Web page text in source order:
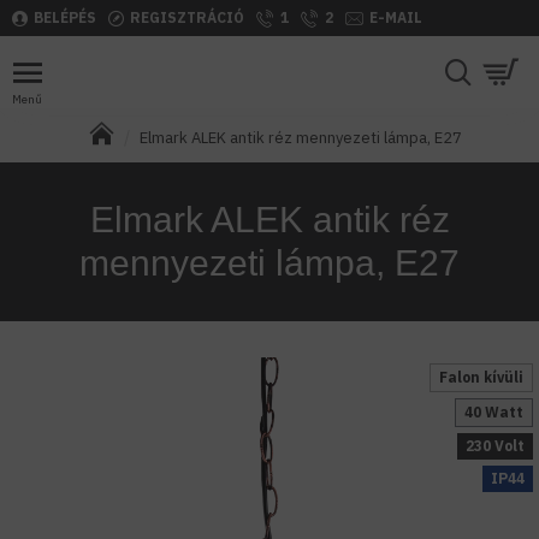
BELÉPÉS REGISZTRÁCIÓ 1 2 E-MAIL
Elmark ALEK antik réz mennyezeti lámpa, E27
Elmark ALEK antik réz
mennyezeti lámpa, E27
Falon kívüli
40 Watt
230 Volt
IP44